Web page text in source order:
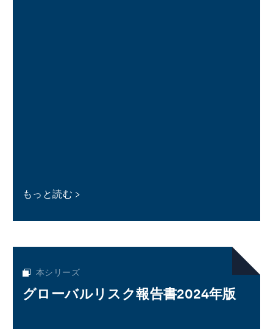
もっと読む
本シリーズ
グローバルリスク報告書2024年版